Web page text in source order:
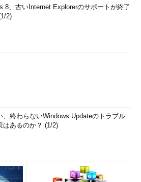
8、古いInternet Explorerのサポートが終了
2)
、終わらないWindows Updateのトラブル
はあるのか？ (1/2)